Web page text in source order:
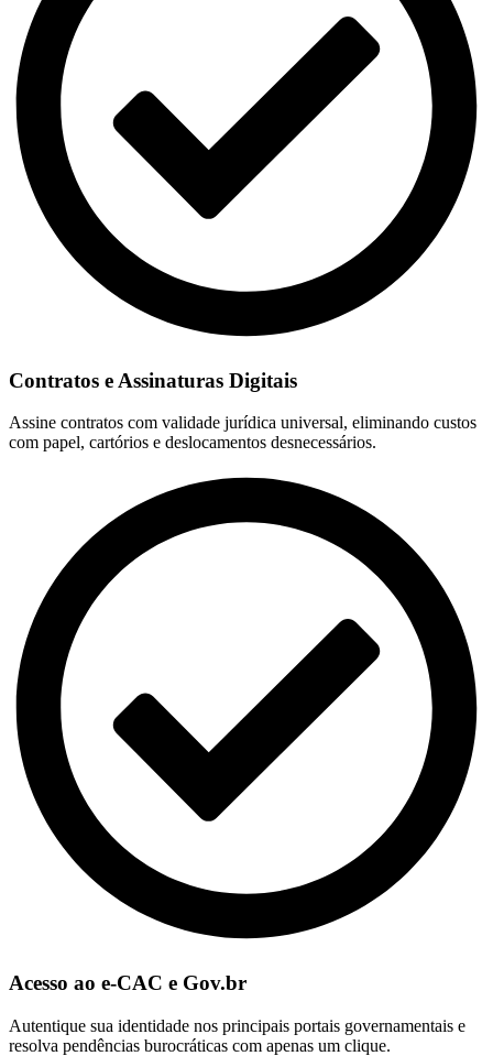
Contratos e Assinaturas Digitais
Assine contratos com validade jurídica universal, eliminando custos
com papel, cartórios e deslocamentos desnecessários.
Acesso ao e-CAC e Gov.br
Autentique sua identidade nos principais portais governamentais e
resolva pendências burocráticas com apenas um clique.